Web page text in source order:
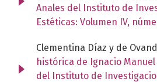
Anales del Instituto de
Estéticas: Volumen IV,
Clementina Díaz y de
histórica de Ignacio
del Instituto de